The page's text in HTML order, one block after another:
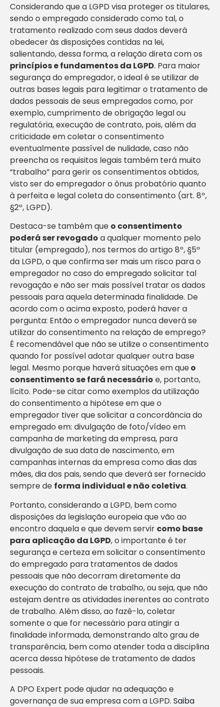
Considerando que a LGPD visa proteger os titulares,
sendo o empregado considerado como tal, o
tratamento realizado com seus dados deverá
obedecer às disposições contidas na lei,
salientando, dessa forma, a relação direta com os
princípios e fundamentos da LGPD. Para maior
segurança do empregador, o ideal é se utilizar de
outras bases legais para legitimar o tratamento de
dados pessoais de seus empregados como, por
exemplo, cumprimento de obrigação legal ou
regulatória, execução de contrato, pois, além da
criticidade em coletar o consentimento
eventualmente passível de nulidade, caso não
preencha os requisitos legais também terá muito
“trabalho” para gerir os consentimentos obtidos,
visto ser do empregador o ônus probatório quanto
à perfeita e legal coleta do consentimento (art. 8º,
§2º, LGPD).
Destaca-se também que o consentimento
poderá ser revogado a qualquer momento pelo
titular (empregado), nos termos do artigo 8º, §5º
da LGPD, o que confirma ser mais um risco para o
empregador no caso do empregado solicitar tal
revogação e não ser mais possível tratar os dados
pessoais para aquela determinada finalidade. De
acordo com o acima exposto, poderá haver a
pergunta: Então o empregador nunca deverá se
utilizar do consentimento na relação de emprego?
É recomendável que não se utilize o consentimento
quando for possível adotar qualquer outra base
legal. Mesmo porque haverá situações em queo
consentimento se fará necessário e, portanto,
lícito. Pode-se citar como exemplos da utilização
do consentimento a hipótese em que o
empregador tiver que solicitar a concordância do
empregado em: divulgação de foto/vídeo em
campanha de marketing da empresa, para
divulgação de sua data de nascimento, em
campanhas internas da empresa como dias das
mães, dia dos pais, sendo que deverá ser fornecido
sempre de forma individual e não coletiva.
Portanto, considerando a LGPD, bem como
disposições da legislação europeia que vão ao
encontro daquela e que devem servir como base
para aplicação da LGPD, o importante é ter
segurança e certeza em solicitar o consentimento
do empregado para tratamentos de dados
pessoais que não decorram diretamente da
execução do contrato de trabalho, ou seja, que não
estejam dentre as atividades inerentes ao contrato
de trabalho. Além disso, ao fazê-lo, coletar
somente o que for necessário para atingir a
finalidade informada, demonstrando alto grau de
transparência, bem como atender toda a disciplina
acerca dessa hipótese de tratamento de dados
pessoais.
A DPO Expert pode ajudar na adequação e
governança de sua empresa com a LGPD. Saiba